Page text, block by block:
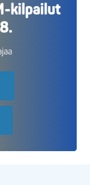
kilpailut